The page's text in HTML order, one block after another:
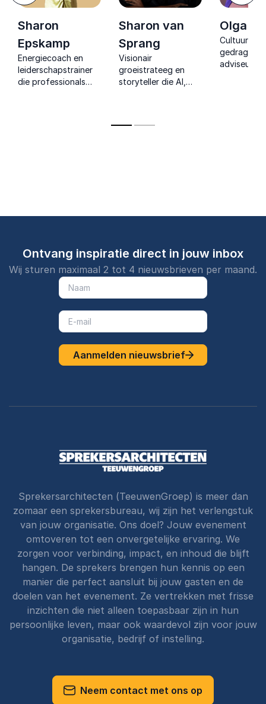
Sharon
Epskamp
Energiecoach en
leiderschapstrainer
die professionals
Sharon van
Sprang
Visionair
groeistrateeg en
storyteller die AI,
die teams inspireren
Olga
Cultuur- en
adviseur
Ontvang inspiratie direct in jouw inbox
Wij sturen maximaal 2 tot 4 nieuwsbrieven per maand.
Aanmelden nieuwsbrief
Sprekersarchitecten (TeeuwenGroep) is meer dan
zomaar een sprekersbureau, wij zijn het verlengstuk
van jouw organisatie. Ons doel? Jouw evenement
omtoveren tot een onvergetelijke ervaring. We
zorgen voor verbinding, impact, en inhoud die blijft
hangen. De sprekers brengen hun kennis op een
manier die perfect aansluit bij jouw gasten en de
doelen van het evenement. Ze vertrekken met frisse
inzichten die niet alleen toepasbaar zijn in hun
persoonlijke leven, maar ook waardevol zijn voor jouw
organisatie, bedrijf of instelling.
Neem contact met ons op